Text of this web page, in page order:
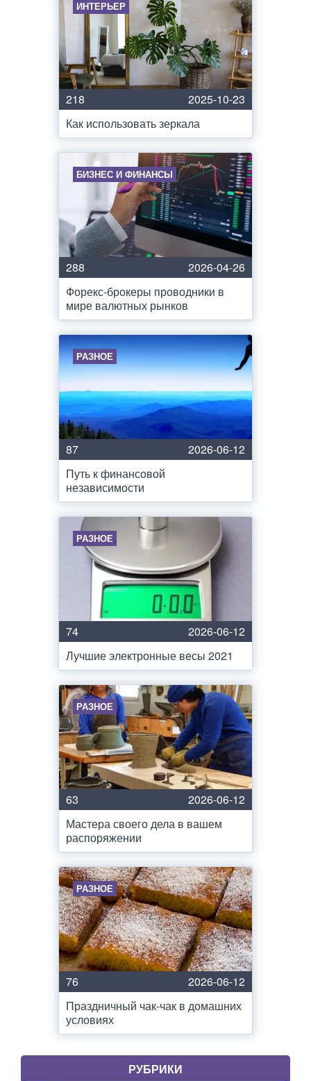
ИНТЕРЬЕР
218
2025-10-23
Как использовать зеркала
БИЗНЕС И ФИНАНСЫ
288
2026-04-26
Форекс-брокеры проводники в
мире валютных рынков
РАЗНОЕ
87
2026-06-12
Путь к финансовой
независимости
РАЗНОЕ
74
2026-06-12
Лучшие электронные весы 2021
РАЗНОЕ
63
2026-06-12
Мастера своего дела в вашем
распоряжении
РАЗНОЕ
76
2026-06-12
Праздничный чак-чак в домашних
условиях
РУБРИКИ